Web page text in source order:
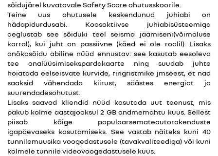
sõidujärel kuvatavale Safety Score ohutusskoorile.
Teine uus ohutusele keskendunud juhiabi on
hädapidurdusabi. Koosaktiivse juhiabisüsteemiga
aeglustab see sõiduki teel seisma jäämiseni(võimaluse
korral), kui juht on passiivne (käed ei ole roolil). Lisaks
onökosõidu abiline nüüd ennustav: see kasutab eesoleva
tee analüüsimisekspardakaarte ning suudab juhte
hoiatada eelseisvate kurvide, ringristmike jmseest, et nad
saaksid vähendada kiirust, säästes energiat ja
suurendadesohutust.
Lisaks saavad kliendid nüüd kasutada uut teenust, mis
pakub kolme aastajooksul 2 GB andmemahtu kuus. Sellest
piisab kõige populaarsemateautorakenduste
igapäevaseks kasutamiseks. See vastab näiteks kuni 40
tunnilemuusika voogedastusele (tavakvaliteediga) või kuni
kolmele tunnile videovoogedastusele kuus.